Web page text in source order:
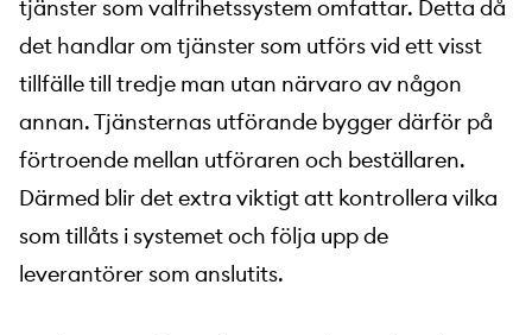
tjänster som valfrihetssystem omfattar. Detta då
det handlar om tjänster som utförs vid ett visst
tillfälle till tredje man utan närvaro av någon
annan. Tjänsternas utförande bygger därför på
förtroende mellan utföraren och beställaren.
Därmed blir det extra viktigt att kontrollera vilka
som tillåts i systemet och följa upp de
leverantörer som anslutits.